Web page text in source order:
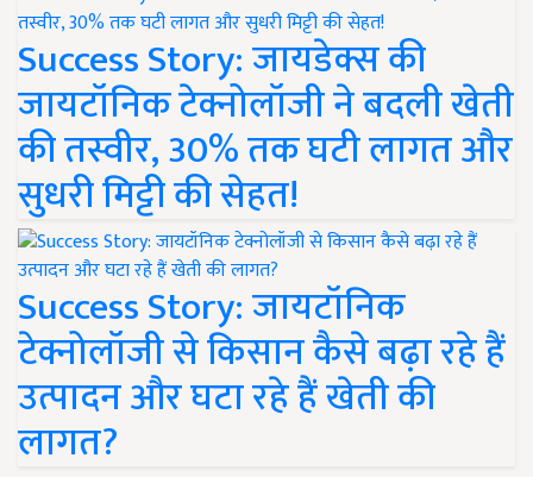
Success Story: जायडेक्स की
जायटॉनिक टेक्नोलॉजी ने बदली खेती
की तस्वीर, 30% तक घटी लागत और
सुधरी मिट्टी की सेहत!
Success Story: जायटॉनिक
टेक्नोलॉजी से किसान कैसे बढ़ा रहे हैं
उत्पादन और घटा रहे हैं खेती की
लागत?